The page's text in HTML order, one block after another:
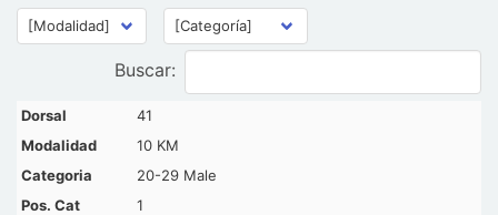
Buscar:
41
10 KM
20-29 Male
1